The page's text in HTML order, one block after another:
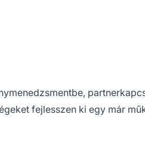
fejlesszen ki egy már